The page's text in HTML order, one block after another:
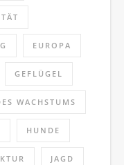
EUROPA
GEFLÜGEL
WACHSTUMS
HUNDE
JAGD